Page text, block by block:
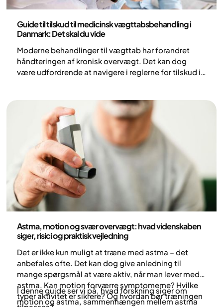
Guide til tilskud til medicinsk vægttabsbehandling i
Danmark: Det skal du vide
Moderne behandlinger til vægttab har forandret
håndteringen af kronisk overvægt. Det kan dog
være udfordrende at navigere i reglerne for tilskud i
omkostningerne ved disse moderne behandlinger.
Her ser vi nærmere på den aktuelle status for tilskud,
hvordan receptsystemet fungerer, og hvordan Yazen
tilbyder en prisvenlig og lægeligt overvåget
behandlingsvej.
Astma, motion og svær overvægt: hvad videnskaben
siger, risici og praktisk vejledning
Det er ikke kun muligt at træne med astma – det
anbefales ofte. Det kan dog give anledning til
mange spørgsmål at være aktiv, når man lever med
astma. Kan motion forværre symptomerne? Hvilke
typer aktivitet er sikrere? Og hvordan bør træningen
I denne guide ser vi på, hvad forskning siger om
motion og astma, sammenhængen mellem astma